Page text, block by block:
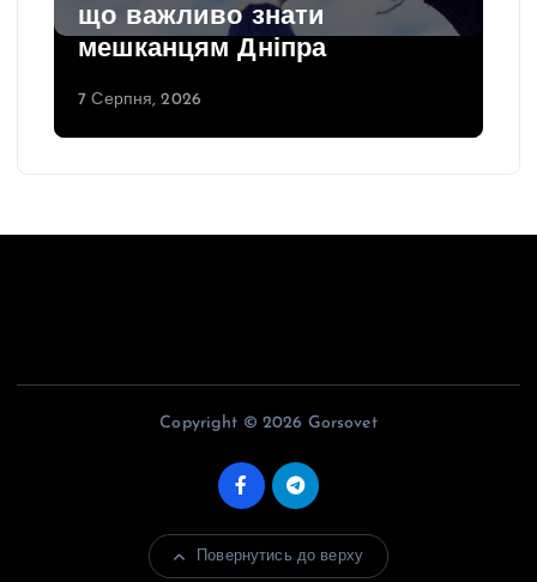
що важливо знати
мешканцям Дніпра
7 Серпня, 2026
Copyright © 2026 Gorsovet
Повернутись до верху